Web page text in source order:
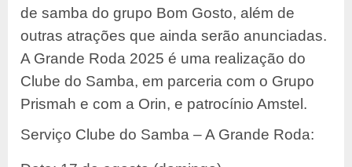
de samba do grupo Bom Gosto, além de
outras atrações que ainda serão anunciadas.
A Grande Roda 2025 é uma realização do
Clube do Samba, em parceria com o Grupo
Prismah e com a Orin, e patrocínio Amstel.
Serviço Clube do Samba – A Grande Roda: